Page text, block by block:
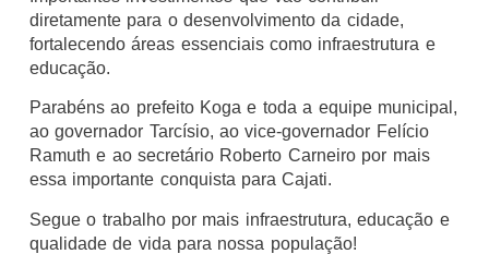
diretamente para o desenvolvimento da cidade,
fortalecendo áreas essenciais como infraestrutura e
educação.
Parabéns ao prefeito Koga e toda a equipe municipal,
ao governador Tarcísio, ao vice-governador Felício
Ramuth e ao secretário Roberto Carneiro por mais
essa importante conquista para Cajati.
Segue o trabalho por mais infraestrutura, educação e
qualidade de vida para nossa população!